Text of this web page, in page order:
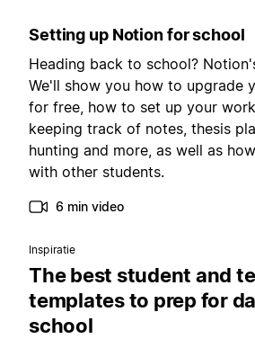
Setting up Notion for school
Heading back to school?
We'll show you how to upgrade
for free, how to set up your
keeping track of notes, thesis
hunting and more, as well as
with other students.
6 min video
Inspiratie
The best student and
templates to prep for
school